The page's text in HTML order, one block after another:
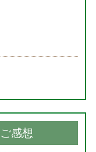
感想